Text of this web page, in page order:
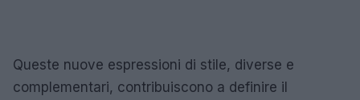
Queste nuove espressioni di stile, diverse e
complementari, contribuiscono a definire il